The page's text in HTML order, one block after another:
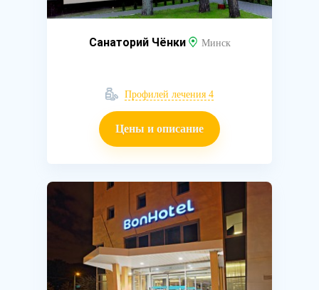
Санаторий Чёнки Минск
Профилей лечения 4
Цены и описание